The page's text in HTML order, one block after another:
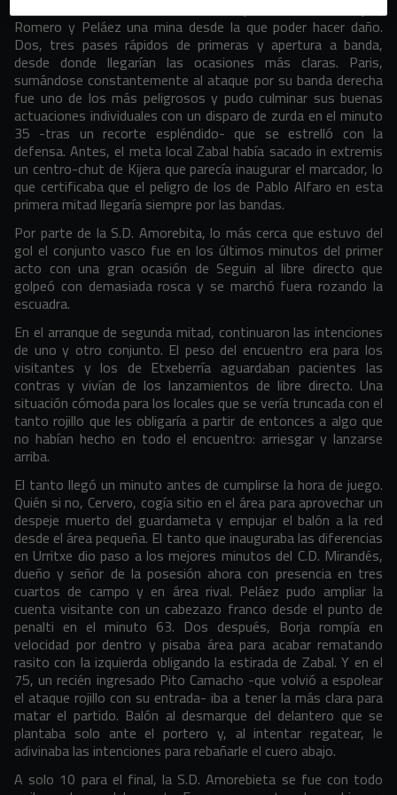
encontró en las combinaciones cortas por dentro entre Rúper,
Romero y Peláez una mina desde la que poder hacer daño.
Dos, tres pases rápidos de primeras y apertura a banda,
desde donde llegarían las ocasiones más claras. Paris,
sumándose constantemente al ataque por su banda derecha
fue uno de los más peligrosos y pudo culminar sus buenas
actuaciones individuales con un disparo de zurda en el minuto
35 -tras un recorte espléndido- que se estrelló con la
defensa. Antes, el meta local Zabal había sacado in extremis
un centro-chut de Kijera que parecía inaugurar el marcador, lo
que certificaba que el peligro de los de Pablo Alfaro en esta
primera mitad llegaría siempre por las bandas.
Por parte de la S.D. Amorebita, lo más cerca que estuvo del
gol el conjunto vasco fue en los últimos minutos del primer
acto con una gran ocasión de Seguin al libre directo que
golpeó con demasiada rosca y se marchó fuera rozando la
escuadra.
En el arranque de segunda mitad, continuaron las intenciones
de uno y otro conjunto. El peso del encuentro era para los
visitantes y los de Etxeberría aguardaban pacientes las
contras y vivían de los lanzamientos de libre directo. Una
situación cómoda para los locales que se vería truncada con el
tanto rojillo que les obligaría a partir de entonces a algo que
no habían hecho en todo el encuentro: arriesgar y lanzarse
arriba.
El tanto llegó un minuto antes de cumplirse la hora de juego.
Quién si no, Cervero, cogía sitio en el área para aprovechar un
despeje muerto del guardameta y empujar el balón a la red
desde el área pequeña. El tanto que inauguraba las diferencias
en Urritxe dio paso a los mejores minutos del C.D. Mirandés,
dueño y señor de la posesión ahora con presencia en tres
cuartos de campo y en área rival. Peláez pudo ampliar la
cuenta visitante con un cabezazo franco desde el punto de
penalti en el minuto 63. Dos después, Borja rompía en
velocidad por dentro y pisaba área para acabar rematando
rasito con la izquierda obligando la estirada de Zabal. Y en el
75, un recién ingresado Pito Camacho -que volvió a espolear
el ataque rojillo con su entrada- iba a tener la más clara para
matar el partido. Balón al desmarque del delantero que se
plantaba solo ante el portero y, al intentar regatear, le
adivinaba las intenciones para rebañarle el cuero abajo.
A solo 10 para el final, la S.D. Amorebieta se fue con todo